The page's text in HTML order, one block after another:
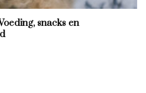
snacks en